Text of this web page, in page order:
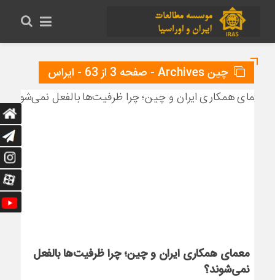
چین Archives - صفحه 3 از 63 - ایراس
معمای همکاری ایران و چین؛ چرا ظرفیت‌ها بالفعل
نمی‌شوند؟